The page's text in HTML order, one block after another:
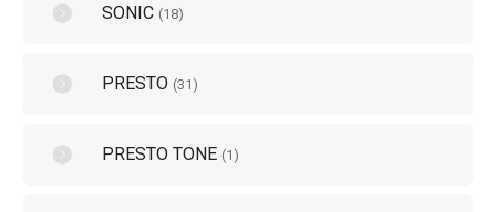
SONIC (18)
PRESTO (31 )
PRESTO TONE (1 )